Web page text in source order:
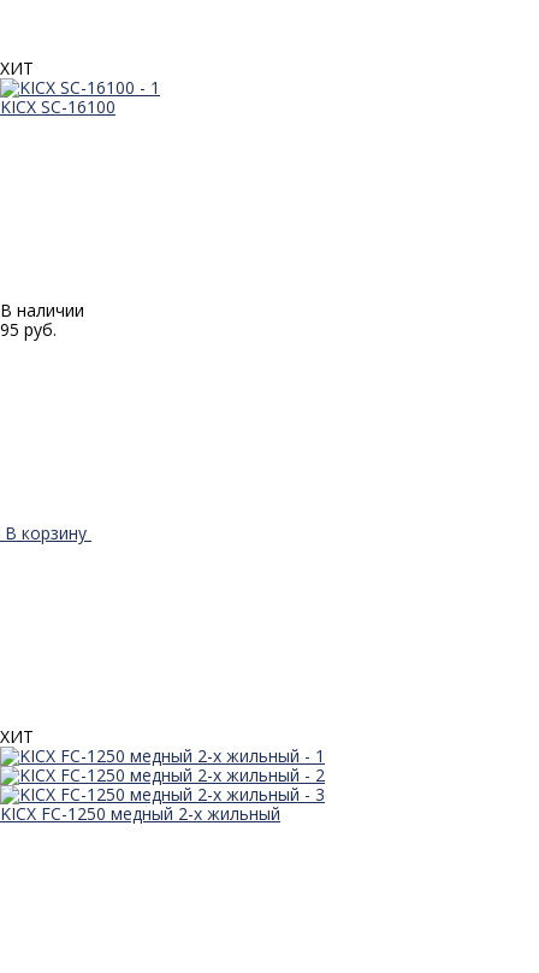
ХИТ
KICX SC-16100
В наличии
95 руб.
В корзину
ХИТ
KICX FC-1250 медный 2-х жильный